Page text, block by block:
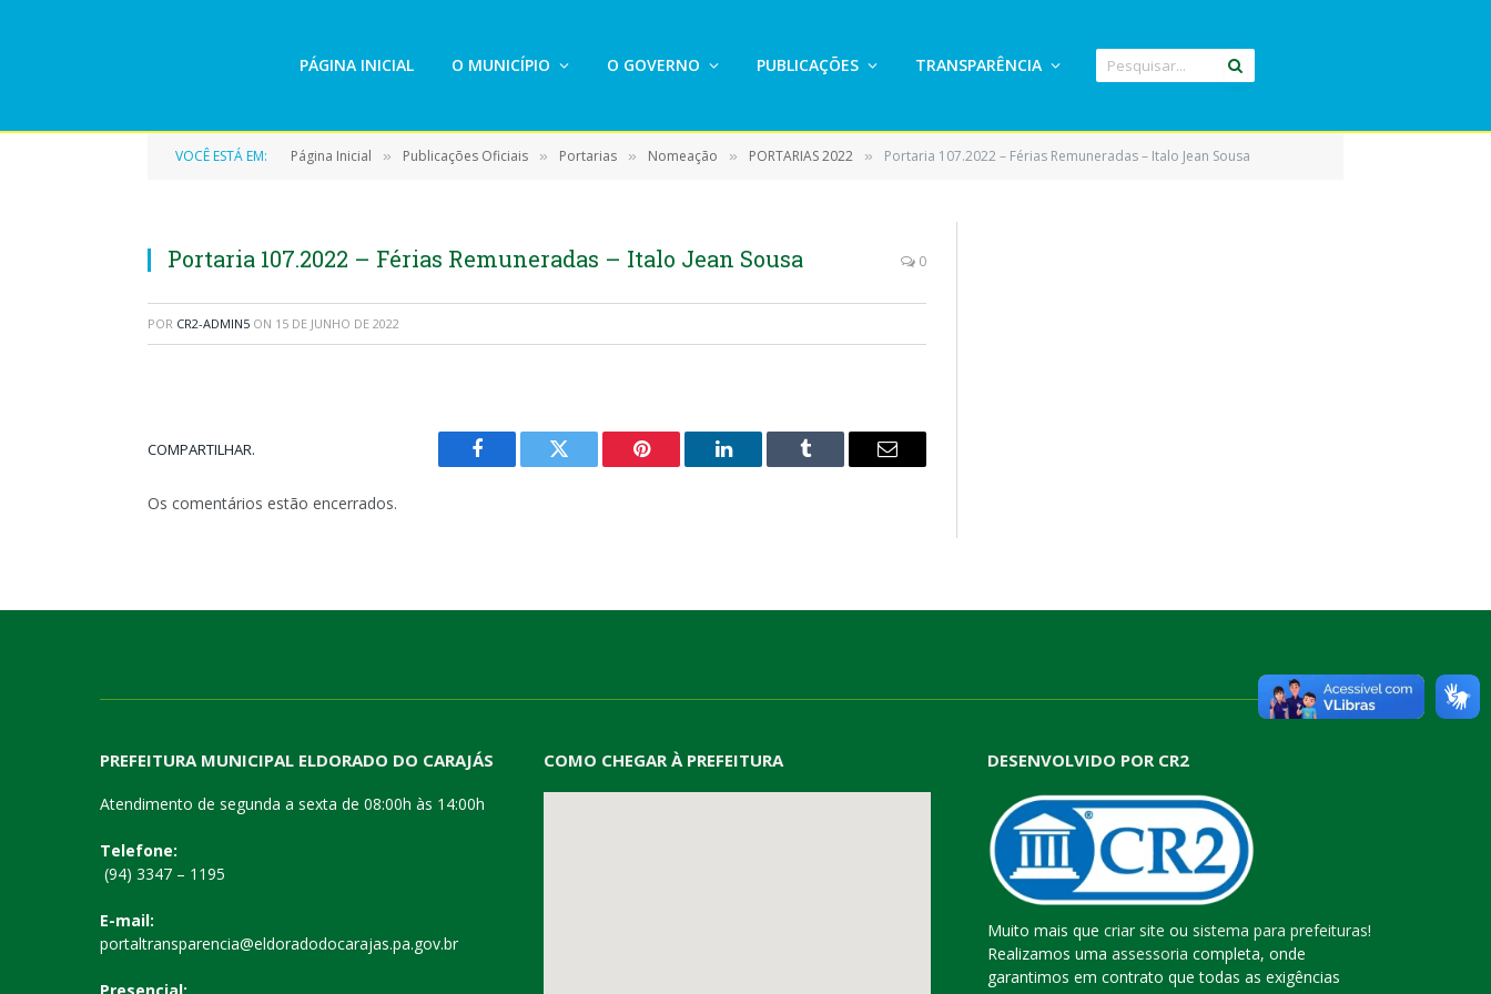
PÁGINA INICIAL O MUNICÍPIO O GOVERNO PUBLICAÇÕES TRANSPARÊNCIA
VOCÊ ESTÁ EM: Página Inicial » Publicações Oficiais » Portarias » Nomeação » PORTARIAS 2022 » Portaria 107.2022 – Férias Remuneradas – Italo Jean Sousa
Portaria 107.2022 – Férias Remuneradas – Italo Jean Sousa 0
POR CR2-ADMIN5 ON 15 DE JUNHO DE 2022
COMPARTILHAR.
Facebook Twitter Pinterest LinkedIn Tumblr
E-
Os comentários estão encerrados.
PREFEITURA MUNICIPAL ELDORADO DO CARAJÁS
Atendimento de segunda a sexta de 08:00h às 14:00h
Telefone:
(94) 3347 – 1195
E-mail:
portaltransparencia@eldoradodocarajas.pa.gov.br
COMO CHEGAR À PREFEITURA DESENVOLVIDO POR CR2
Muito mais que criar site ou sistema para prefeituras!
Realizamos uma assessoria completa, onde
garantimos em contrato que todas as exigências